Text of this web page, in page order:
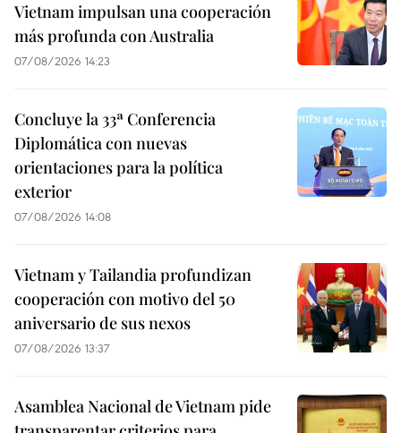
Vietnam impulsan una cooperación
más profunda con Australia
07/08/2026 14:23
Concluye la 33ª Conferencia
Diplomática con nuevas
orientaciones para la política
exterior
07/08/2026 14:08
Vietnam y Tailandia profundizan
cooperación con motivo del 50
aniversario de sus nexos
07/08/2026 13:37
Asamblea Nacional de Vietnam pide